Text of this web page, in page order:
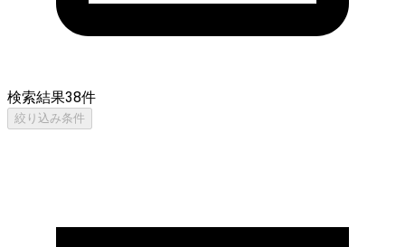
検索結果38件
絞り込み条件